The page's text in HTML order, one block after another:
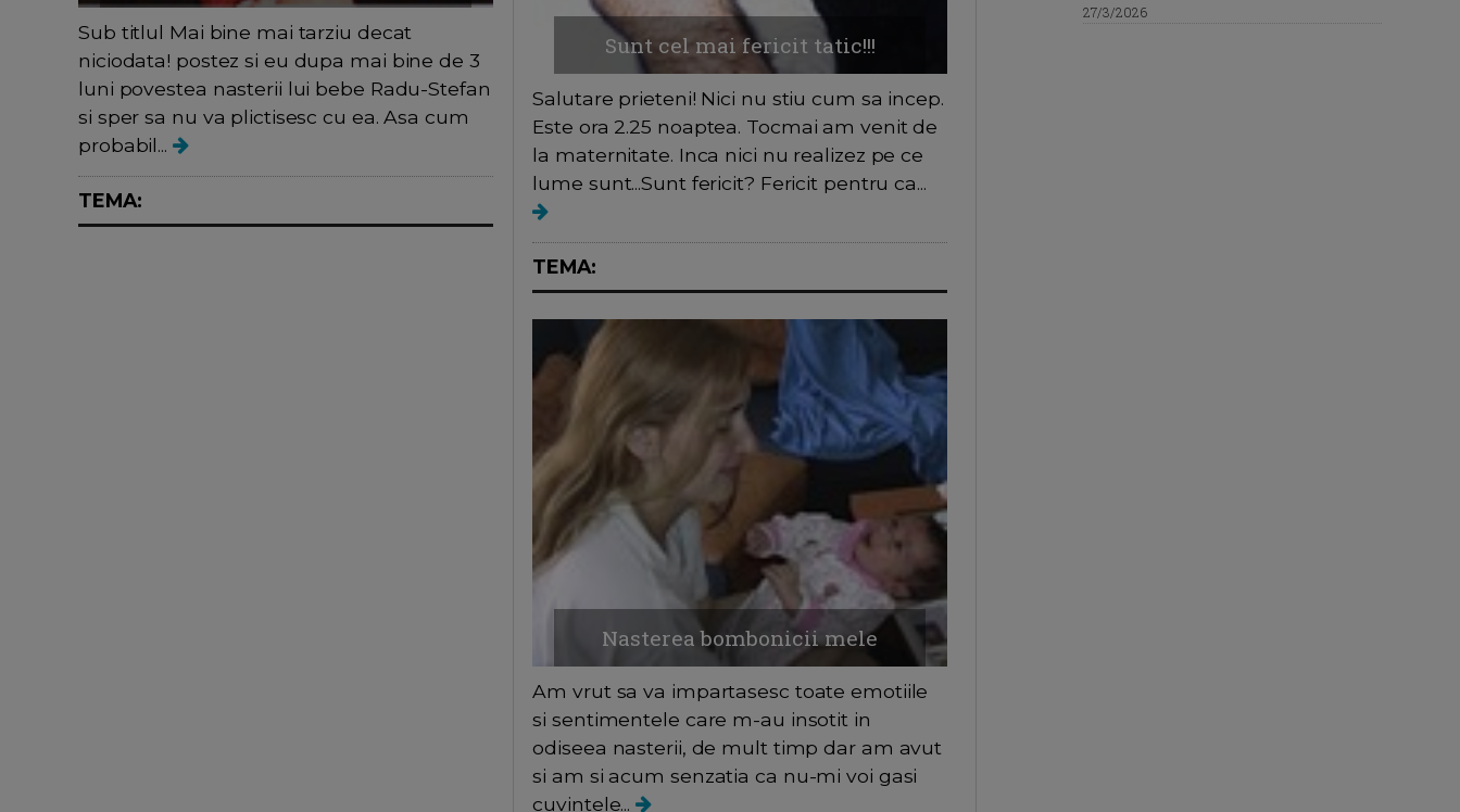
Sub titlul Mai bine mai tarziu decat
niciodata! postez si eu dupa mai bine de 3
luni povestea nasterii lui bebe Radu-Stefan
si sper sa nu va plictisesc cu ea. Asa cum
probabil...
TEMA:
Sunt cel mai fericit tatic!!!
Salutare prieteni! Nici nu stiu cum sa incep.
Este ora 2.25 noaptea. Tocmai am venit de
la maternitate. Inca nici nu realizez pe ce
lume sunt...Sunt fericit? Fericit pentru ca...
TEMA:
Nasterea bombonicii mele
Am vrut sa va impartasesc toate emotiile
si sentimentele care m-au insotit in
odiseea nasterii, de mult timp dar am avut
si am si acum senzatia ca nu-mi voi gasi
cuvintele...
27/3/2026